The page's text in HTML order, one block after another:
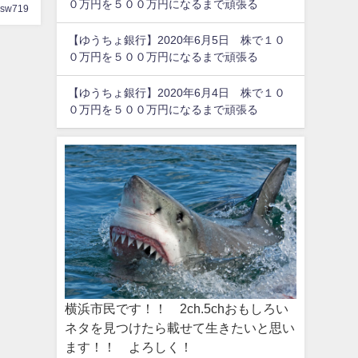
０万円を５００万円になるまで頑張る
【ゆうちょ銀行】2020年6月5日 株で１０
０万円を５００万円になるまで頑張る
【ゆうちょ銀行】2020年6月4日 株で１０
０万円を５００万円になるまで頑張る
横浜市民です！！ 2ch.5chおもしろい
ネタを見つけたら載せて生きたいと思い
ます！！ よろしく！